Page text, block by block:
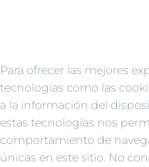
Para ofrecer las mejores
tecnologías como las
a la información del
estas tecnologías nos
comportamiento de
únicas en este sitio. No